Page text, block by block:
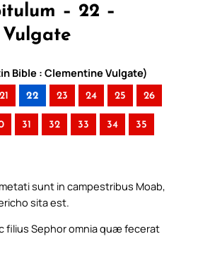
– 22 –
Bible : Clementine Vulgate)
21 22 23 24 25 26
31 32 33 34 35
sunt in campestribus Moab,
sita est.
filius Sephor omnia quæ fecerat